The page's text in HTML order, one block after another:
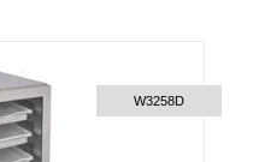
W3258D